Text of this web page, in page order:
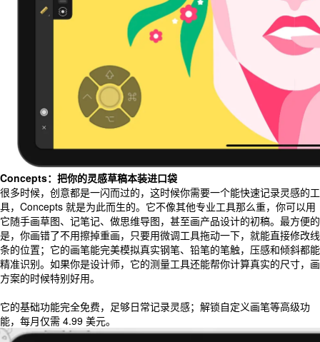
Concepts：把你的灵感草稿本装进口袋
很多时候，创意都是一闪而过的，这时候你需要一个能快速记录灵感的工
具，Concepts 就是为此而生的。它不像其他专业工具那么重，你可以用
它随手画草图、记笔记、做思维导图，甚至画产品设计的初稿。最方便的
是，你画错了不用擦掉重画，只要用微调工具拖动一下，就能直接修改线
条的位置；它的画笔能完美模拟真实钢笔、铅笔的笔触，压感和倾斜都能
精准识别。如果你是设计师，它的测量工具还能帮你计算真实的尺寸，画
方案的时候特别好用。
它的基础功能完全免费，足够日常记录灵感；解锁自定义画笔等高级功
能，每月仅需 4.99 美元。